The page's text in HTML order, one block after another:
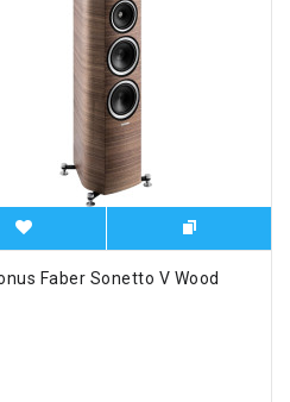
Faber Sonetto V Wood